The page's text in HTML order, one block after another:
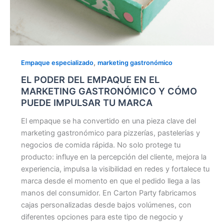
Empaque especializado, marketing gastronómico
EL PODER DEL EMPAQUE EN EL
MARKETING GASTRONÓMICO Y CÓMO
PUEDE IMPULSAR TU MARCA
El empaque se ha convertido en una pieza clave del
marketing gastronómico para pizzerías, pastelerías y
negocios de comida rápida. No solo protege tu
producto: influye en la percepción del cliente, mejora la
experiencia, impulsa la visibilidad en redes y fortalece tu
marca desde el momento en que el pedido llega a las
manos del consumidor. En Carton Party fabricamos
cajas personalizadas desde bajos volúmenes, con
diferentes opciones para este tipo de negocio y